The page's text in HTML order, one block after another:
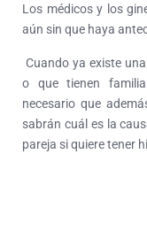
Los médicos y los
aún sin que haya
Cuando ya existe
o que tienen
necesario que
sabrán cuál es la
pareja si quiere tener